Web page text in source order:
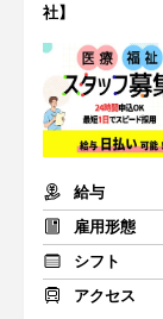
社】
給与
雇用形態
シフト
アクセス